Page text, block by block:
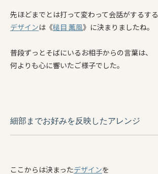
先ほどまでとは打って変わって会話がするする
デザインは《槌目 薫風》に決まりましたね。
普段ずっとそばにいるお相手からの言葉は、
何よりも心に響いたご様子でした。
細部までお好みを反映したアレンジ
ここからは決まったデザインを